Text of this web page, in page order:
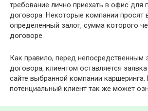
требование лично приехать в офис для
договора. Некоторые компании просят
определенный залог, сумма которого
договоре.
Как правило, перед непосредственным
договора, клиентом оставляется
сайте выбранной компании каршеринга.
потенциальный клиент так же может